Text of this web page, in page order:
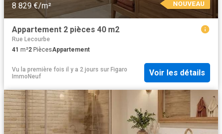
8 829 €/m² NOUVEAU
Appartement 2 pièces 40 m2
Rue Lecourbe
41 m²2 PiècesAppartement
Vu la première fois il y a 2 jours sur Figaro
ImmoNeuf
Voir les détails